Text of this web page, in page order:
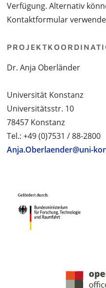
Verfügung. Alternativ
Kontaktformular
Dr. Anja Oberländer
Universität Konstanz
Universitätsstr. 10
78457 Konstanz
Tel.: +49 (0)7531 / 88-2800
Anja.Oberlaender@uni-